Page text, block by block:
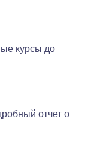
курсы до
отчет о